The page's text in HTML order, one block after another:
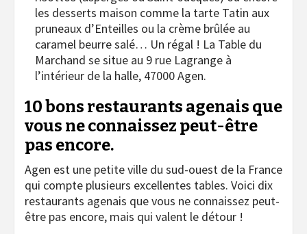
les desserts maison comme la tarte Tatin aux
pruneaux d’Enteilles ou la crème brûlée au
caramel beurre salé… Un régal ! La Table du
Marchand se situe au 9 rue Lagrange à
l’intérieur de la halle, 47000 Agen.
10 bons restaurants agenais que
vous ne connaissez peut-être
pas encore.
Agen est une petite ville du sud-ouest de la France
qui compte plusieurs excellentes tables. Voici dix
restaurants agenais que vous ne connaissez peut-
être pas encore, mais qui valent le détour !